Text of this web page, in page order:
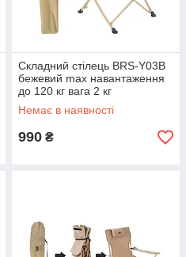
Складний стілець BRS-Y03B
бежевий max навантаження
до 120 кг вага 2 кг
Немає в наявності
990 ₴